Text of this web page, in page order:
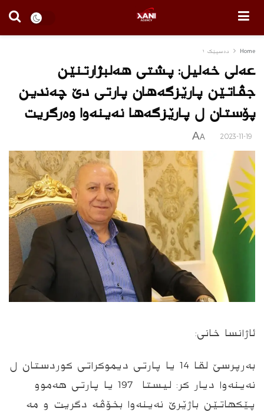
Home دەسپێک ١
عەلی خەلیل: پشتی ھەلبژارتنێن
جڤاتێن پارێزگه‌هان پارتی دێ چەندین
پۆستان ل پارێزگه‌ها نەینەوا وەرگریت
2023-11-19
A
A
ئاژانسا خانی:
بەرپرسێ لقا 14 یا پارتی دیموكراتی كوردستان ل
نه‌ینه‌وا دیار كر: لیستا 197 یا پارتی ھەموو
پێکهاتێن باژێرێ نەینەوا بخۆڤه‌ دگریت و مه‌